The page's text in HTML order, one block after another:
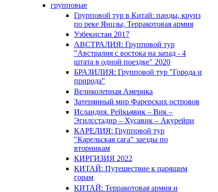
групповые
Групповой тур в Китай: панды, круиз
по реке Янцзы, Терракотовая армия
Узбекистан 2017
АВСТРАЛИЯ: Групповой тур
"Австралия с востока на запад - 4
штата в одной поездке" 2020
БРАЗИЛИЯ: Групповой тур "Города и
природа"
Великолепная Америка
Затерянный мир Фарерских островов
Исландия. Рейкьявик – Вик –
Эгилсстадир – Хусавик – Акурейри
КАРЕЛИЯ: Групповой тур
"Карельская сага" заезды по
вторникам
КИРГИЗИЯ 2022
КИТАЙ: Путешествие к парящим
горам
КИТАЙ: Терракотовая армия и